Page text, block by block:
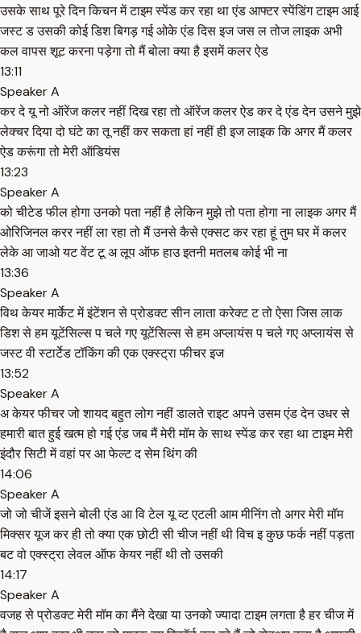
उसके साथ पूरे दिन किचन में टाइम स्पेंड कर रहा था एंड आफ्टर स्पेंडिंग टाइम आई
जस्ट ड उसकी कोई डिश बिगड़ गई ओके एंड दिस इज जस ल तोज लाइक अभी
कल वापस शूट करना पड़ेगा तो मैं बोला क्या है इसमें कलर ऐड
13:11
Speaker A
कर दे यू नो ऑरेंज कलर नहीं दिख रहा तो ऑरेंज कलर ऐड कर दे एंड देन उसने मुझे
लेक्चर दिया दो घंटे का तू नहीं कर सकता हां नहीं ही इज लाइक कि अगर मैं कलर
ऐड करूंगा तो मेरी ऑडियंस
13:23
Speaker A
को चीटेड फील होगा उनको पता नहीं है लेकिन मुझे तो पता होगा ना लाइक अगर मैं
ओरिजिनल करर नहीं ला रहा तो मैं उनसे कैसे एक्सट कर रहा हूं तुम घर में कलर
लेके आ जाओ यट वेंट टू अ लूप ऑफ हाउ इतनी मतलब कोई भी ना
13:36
Speaker A
विथ केयर मार्केट में इंटेंशन से प्रोडक्ट सीन लाता करेक्ट ट तो ऐसा जिस लाक
डिश से हम यूटेंसिल्स प चले गए यूटेंसिल्स से हम अप्लायंस प चले गए अप्लायंस से
जस्ट वी स्टार्टेड टॉकिंग की एक एक्स्ट्रा फीचर इज
13:52
Speaker A
अ केयर फीचर जो शायद बहुत लोग नहीं डालते राइट अपने उसम एंड देन उधर से
हमारी बात हुई खत्म हो गई एंड जब मैं मेरी मॉम के साथ स्पेंड कर रहा था टाइम मेरी
इंदौर सिटी में वहां पर आ फेल्ट द सेम थिंग की
14:06
Speaker A
जो जो चीजें इसने बोली एंड आ वि टेल यू व्ट एटली आम मीनिंग तो अगर मेरी मॉम
मिक्सर यूज कर ही तो क्या एक छोटी सी चीज नहीं थी विच इ कुछ फर्क नहीं पड़ता
बट वो एक्स्ट्रा लेवल ऑफ केयर नहीं थी तो उसकी
14:17
Speaker A
वजह से प्रोडक्ट मेरी मॉम का मैंने देखा या उनको ज्यादा टाइम लगता है हर चीज में